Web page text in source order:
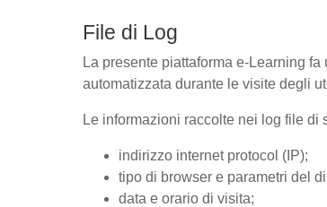
File di Log
La presente piattaforma e-Learning
automatizzata durante le visite degli
Le informazioni raccolte nei log file di
indirizzo internet protocol (IP);
tipo di browser e parametri del
data e orario di visita;